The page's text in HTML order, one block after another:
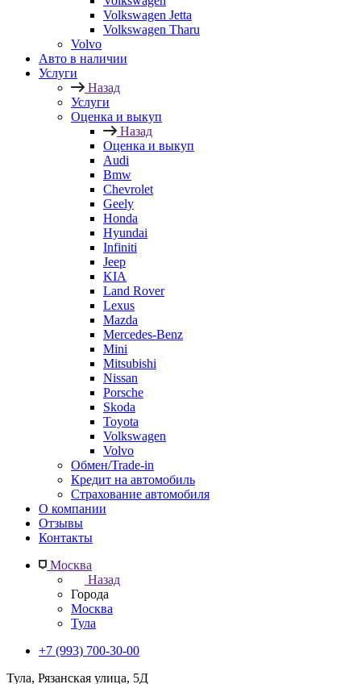
Volkswagen Jetta
Volkswagen Tharu
Volvo
Авто в наличии
Услуги
Назад
Услуги
Оценка и выкуп
Назад
Оценка и выкуп
Audi
Bmw
Chevrolet
Geely
Honda
Hyundai
Infiniti
Jeep
KIA
Land Rover
Lexus
Mazda
Mercedes-Benz
Mini
Mitsubishi
Nissan
Porsche
Skoda
Toyota
Volkswagen
Volvo
Обмен/Trade-in
Кредит на автомобиль
Страхование автомобиля
О компании
Отзывы
Контакты
Москва
Назад
Города
Москва
Тула
+7 (993) 700-30-00
Тула, Рязанская улица, 5Д